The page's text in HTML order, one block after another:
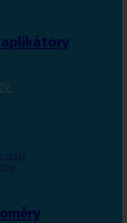
aplikátory
testy